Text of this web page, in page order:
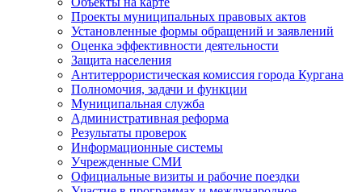
Проекты муниципальных правовых актов
Установленные формы обращений и заявлений
Оценка эффективности деятельности
Защита населения
Антитеррористическая комиссия города Кургана
Полномочия, задачи и функции
Муниципальная служба
Административная реформа
Результаты проверок
Информационные системы
Учрежденные СМИ
Официальные визиты и рабочие поездки